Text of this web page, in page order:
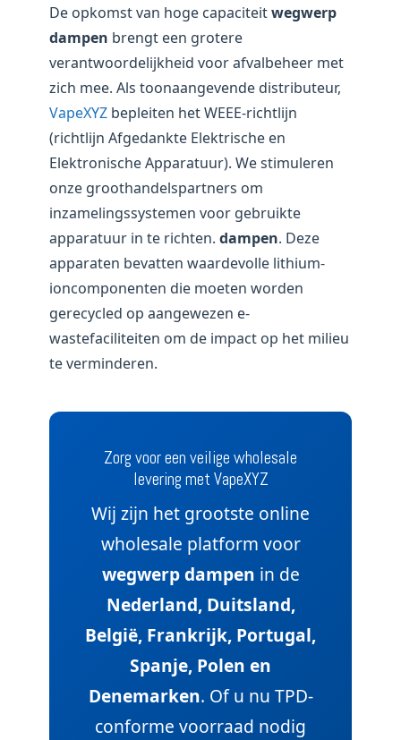
De opkomst van hoge capaciteitwegwerp
dampen brengt een grotere
verantwoordelijkheid voor afvalbeheer met
zich mee. Als toonaangevende distributeur,
VapeXYZ bepleiten het WEEE-richtlijn
(richtlijn Afgedankte Elektrische en
Elektronische Apparatuur). We stimuleren
onze groothandelspartners om
inzamelingssystemen voor gebruikte
apparatuur in te richten. dampen. Deze
apparaten bevatten waardevolle lithium-
ioncomponenten die moeten worden
gerecycled op aangewezen e-
wastefaciliteiten om de impact op het milieu
te verminderen.
Zorg voor een veilige wholesale
levering met VapeXYZ
Wij zijn het grootste online
wholesale platform voor
wegwerp dampen in de
Nederland, Duitsland,
België, Frankrijk, Portugal,
Spanje, Polen en
Denemarken. Of u nu TPD-
conforme voorraad nodig